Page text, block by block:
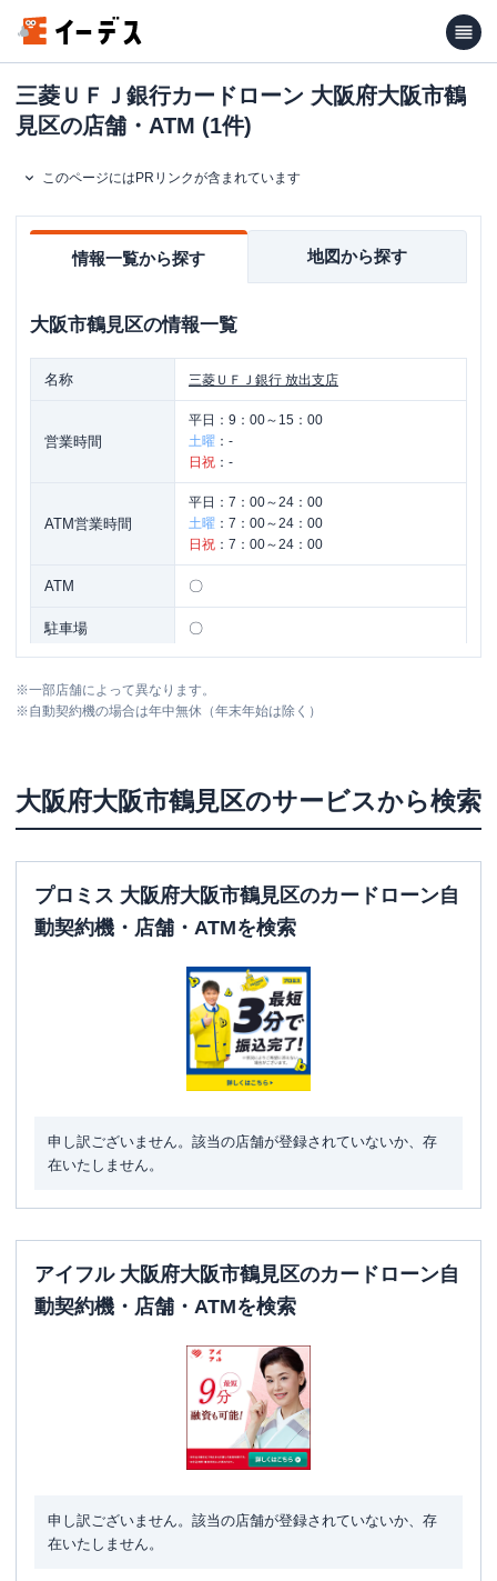
三菱ＵＦＪ銀行カードローン 大阪府大阪市鶴
見区の店舗・ATM (1件)
このページにはPRリンクが含まれています
情報一覧から探す 地図から探す
大阪市鶴見区の情報一覧
名称 三菱ＵＦＪ銀行 放出支店
営業時間
平日： 9：00～15：00
土曜 ： -
日祝 ： -
ATM営業時間
平日： 7：00～24：00
土曜 ： 7：00～24：00
日祝 ： 7：00～24：00
ATM 〇
駐車場 〇
住所
０－１０５
※一部店舗によって異なります。
※自動契約機の場合は年中無休（年末年始は除く）
大阪府大阪市鶴見区のサービスから検索
プロミス 大阪府大阪市鶴見区のカードローン自
動契約機・店舗・ATMを検索
申し訳ございません。該当の店舗が登録されていないか、存
在いたしません。
アイフル 大阪府大阪市鶴見区のカードローン自
動契約機・店舗・ATMを検索
申し訳ございません。該当の店舗が登録されていないか、存
在いたしません。